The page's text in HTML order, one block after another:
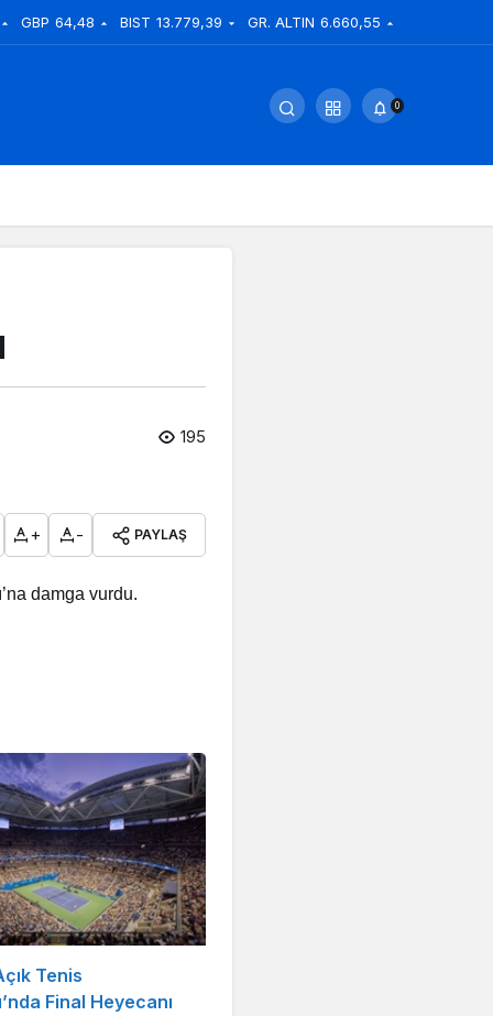
GBP 64,48 BIST 13.779,39 GR. ALTIN 6.660,55
0
195
+ - PAYLAŞ
damga vurdu.
Tenis
Final Heyecanı